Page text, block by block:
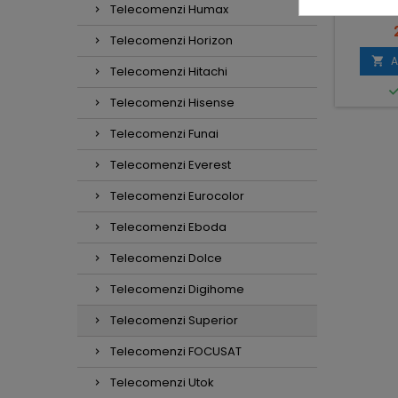
Telecomenzi Humax
Telecomenzi Horizon
Telecomenzi Hitachi
Telecomenzi Hisense
Telecomenzi Funai
Telecomenzi Everest
Telecomenzi Eurocolor
Telecomenzi Eboda
Telecomenzi Dolce
Telecomenzi Digihome
Telecomenzi Superior
Telecomenzi FOCUSAT
Telecomenzi Utok
SIMPLIFIED
